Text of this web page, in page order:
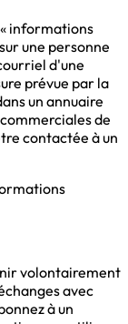
informations
une personne
d'une
prévue par la
un annuaire
de
contactée à un
volontairement
avec
à un